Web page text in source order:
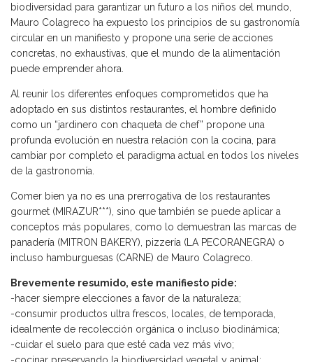
biodiversidad para garantizar un futuro a los niños del mundo,
Mauro Colagreco ha expuesto los principios de su gastronomía
circular en un manifiesto y propone una serie de acciones
concretas, no exhaustivas, que el mundo de la alimentación
puede emprender ahora.
Al reunir los diferentes enfoques comprometidos que ha
adoptado en sus distintos restaurantes, el hombre definido
como un “jardinero con chaqueta de chef” propone una
profunda evolución en nuestra relación con la cocina, para
cambiar por completo el paradigma actual en todos los niveles
de la gastronomía.
Comer bien ya no es una prerrogativa de los restaurantes
gourmet (MIRAZUR***), sino que también se puede aplicar a
conceptos más populares, como lo demuestran las marcas de
panadería (MITRON BAKERY), pizzería (LA PECORANEGRA) o
incluso hamburguesas (CARNE) de Mauro Colagreco.
Brevemente resumido, este manifiesto pide:
-hacer siempre elecciones a favor de la naturaleza;
-consumir productos ultra frescos, locales, de temporada,
idealmente de recolección orgánica o incluso biodinámica;
-cuidar el suelo para que esté cada vez más vivo;
-cocinar preservando la biodiversidad vegetal y animal;